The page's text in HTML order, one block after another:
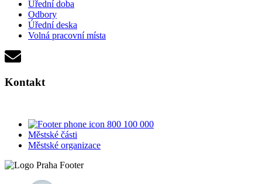
Úřední doba
Odbory
Úřední deska
Volná pracovní místa
Kontakt
800 100 000
Městské části
Městské organizace